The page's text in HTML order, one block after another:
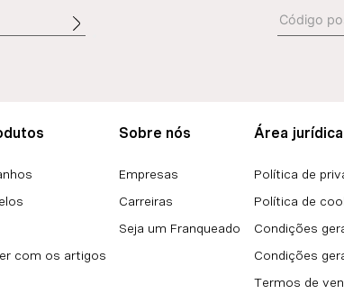
com os artigos
Sobre nós
Empresas
Carreiras
Seja um Franqueado
Área jurídica
Política de
Política de
Condições
Condições
Termos de